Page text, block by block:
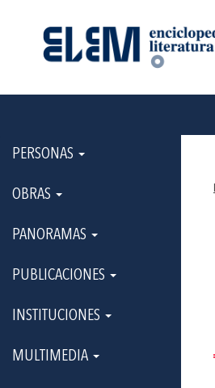
PERSONAS
OBRAS
PANORAMAS
PUBLICACIONES
INSTITUCIONES
MULTIMEDIA